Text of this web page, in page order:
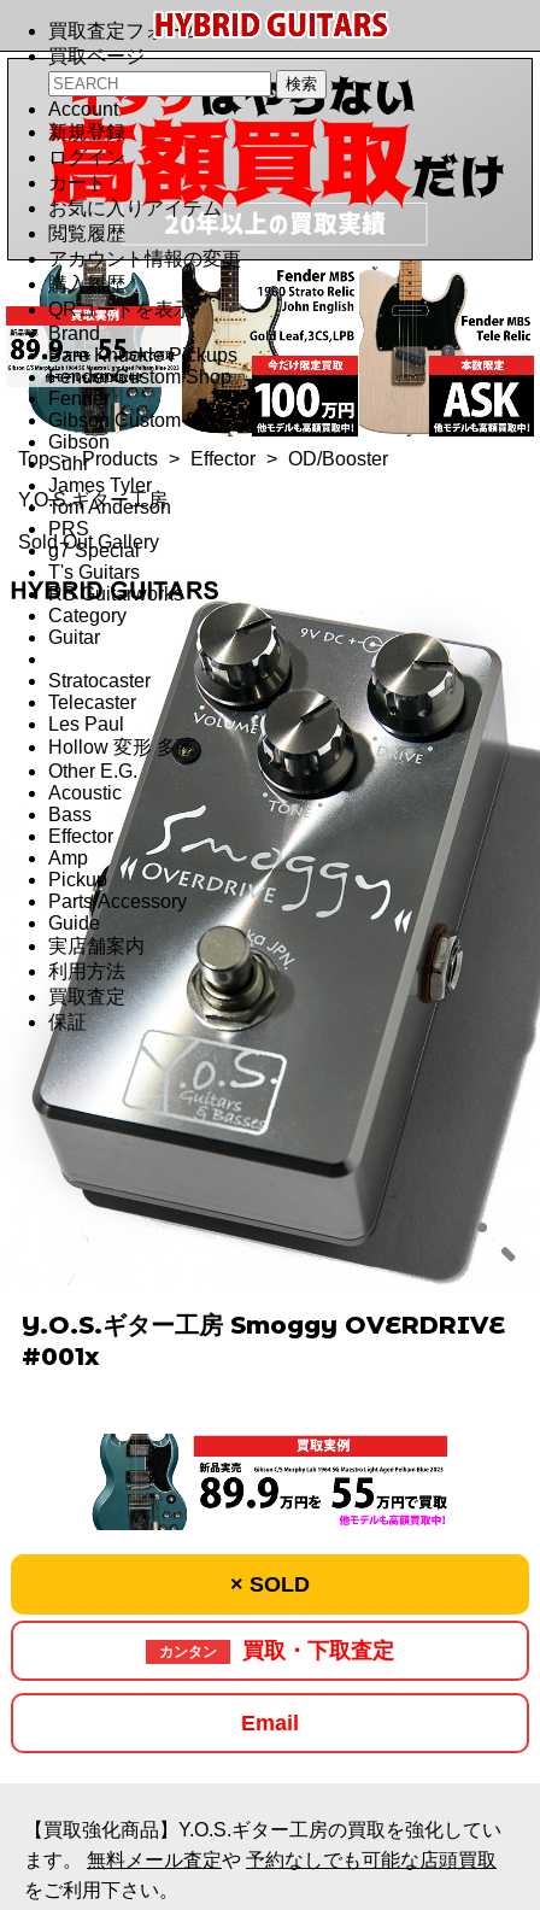
買取査定フォーム
買取ページ
Account
新規登録
ログイン
カート
お気に入りアイテム
閲覧履歴
アカウント情報の変更
購入履歴
QRコードを表示
Brand
Bare Knuckle Pickups
Fender Custom Shop
Fender
Gibson Custom Shop
Gibson
Suhr
James Tyler
Tom Anderson
PRS
g7 Special
T's Guitars
RS Guitarworks
Category
Guitar
Stratocaster
Telecaster
Les Paul
Hollow 変形 多弦
Other E.G.
Acoustic
Bass
Effector
Amp
Pickup
Parts/Accessory
Guide
実店舗案内
利用方法
買取査定
保証
Top > Products > Effector > OD/Booster
Y.O.S.ギター工房
Sold Out Gallery
Y.O.S.ギター工房 Smoggy OVERDRIVE
#001x
× SOLD
カンタン 買取・下取査定
Email
【買取強化商品】Y.O.S.ギター工房の買取を強化してい
ます。 無料メール査定や 予約なしでも可能な店頭買取
をご利用下さい。